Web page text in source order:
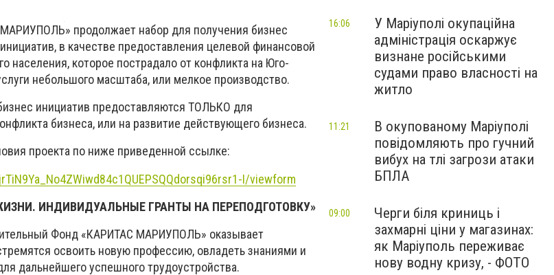
продолжает набор для получения бизнес
в качестве предоставления целевой финансовой
населения, которое пострадало от конфликта на Юго-
небольшого масштаба, или мелкое производство.
инициатив предоставляются ТОЛЬКО для
бизнеса, или на развитие действующего бизнеса.
проекта по ниже приведенной ссылке:
I/viewform
ИНДИВИДУАЛЬНЫЕ ГРАНТЫ НА ПЕРЕПОДГОТОВКУ»
Фонд «КАРИТАС МАРИУПОЛЬ» оказывает
освоить новую профессию, овладеть знаниями и
дальнейшего успешного трудоустройства.
У Маріуполі окупаційна
адміністрація оскаржує
визнане російськими
судами право власності на
житло
16:06
В окупованому Маріуполі
повідомляють про гучний
вибух на тлі загрози атаки
БПЛА
11:21
Черги біля криниць і
захмарні ціни у магазинах:
як Маріуполь переживає
нову водну кризу, - ФОТО
09:00